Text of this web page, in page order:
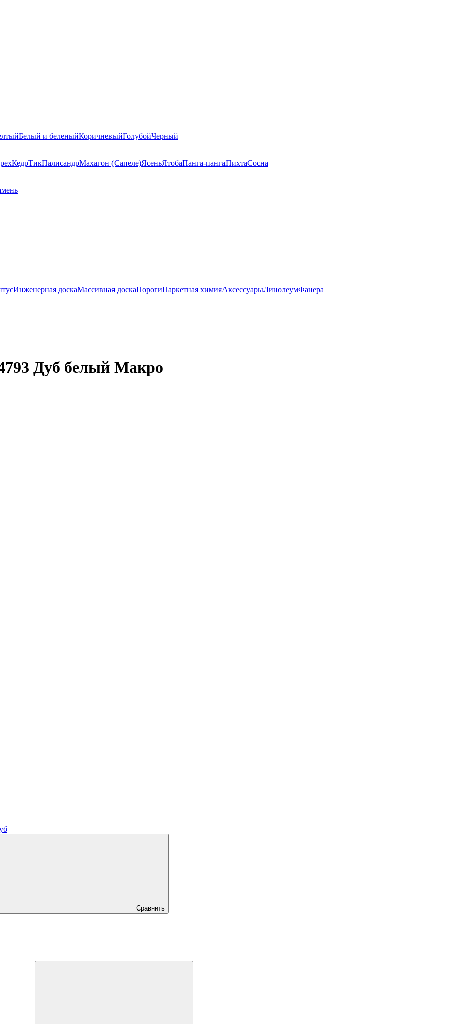
Белый и беленыйКоричневыйГолубойЧерный
КедрТикПалисандрМахагон (Сапеле)ЯсеньЯтобаПанга-пангаПихтаСосна
Инженерная доскаМассивная доскаПорогиПаркетная химияАксессуарыЛинолеумФанера
Дуб белый Макро
Сравнить